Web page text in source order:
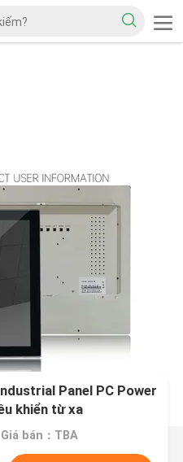
Panel PC Power
khiển từ xa
Giá bán：TBA